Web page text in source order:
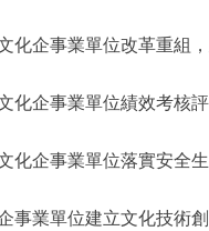
企事業單位改革重組，
企事業單位績效考核評
企事業單位落實安全生
業單位建立文化技術創